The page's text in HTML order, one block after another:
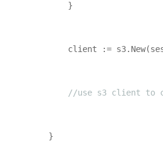
    }
client :=
//use s3 client to
}